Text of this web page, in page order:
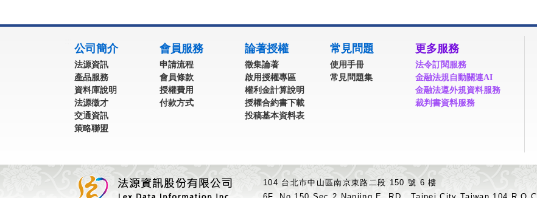
公司簡介
法源資訊
產品服務
資料庫說明
法源徵才
交通資訊
策略聯盟
會員服務
申請流程
會員條款
授權費用
付款方式
論著授權
徵集論著
啟用授權專區
權利金計算說明
授權合約書下載
投稿基本資料表
常見問題
使用手冊
常見問題集
更多服務
法令訂閱服務
金融法規自動關連AI
金融法遵外規資料服務
裁判書資料服務
104 台北市中山區南京東路二段 150 號 6 樓